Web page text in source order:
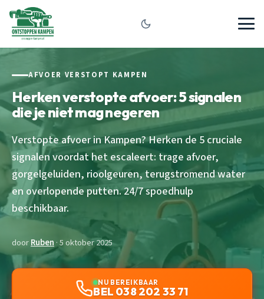
AFVOER VERSTOPT KAMPEN
Herken verstopte afvoer: 5 signalen
die je niet mag negeren
Verstopte afvoer in Kampen? Herken de 5 cruciale
signalen voordat het escaleert: trage afvoer,
gorgelgeluiden, rioolgeuren, terugstromend water
en overlopende putten. 24/7 spoedhulp
beschikbaar.
doorRuben · 5 oktober 2025
NU BEREIKBAAR
BEL 038 202 33 71